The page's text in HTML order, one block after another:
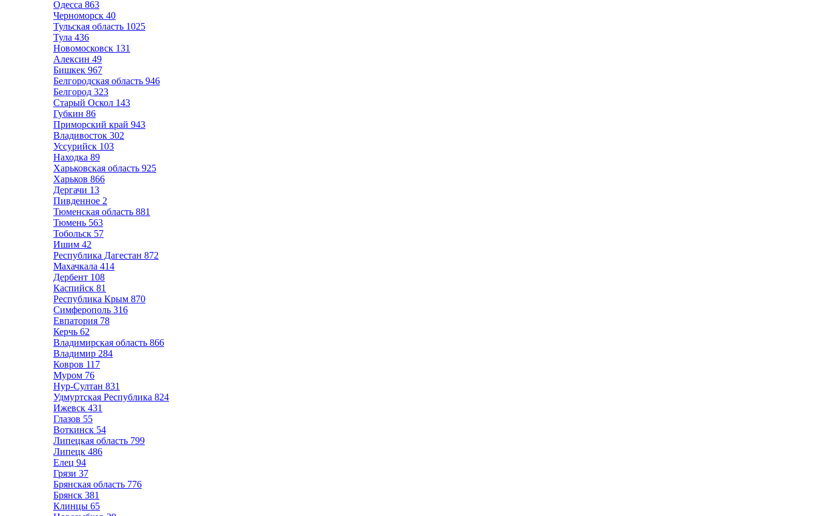
Одесса 863
Черноморск 40
Тульская область 1025
Тула 436
Новомосковск 131
Алексин 49
Бишкек 967
Белгородская область 946
Белгород 323
Старый Оскол 143
Губкин 86
Приморский край 943
Владивосток 302
Уссурийск 103
Находка 89
Харьковская область 925
Харьков 866
Дергачи 13
Пивденное 2
Тюменская область 881
Тюмень 563
Тобольск 57
Ишим 42
Республика Дагестан 872
Махачкала 414
Дербент 108
Каспийск 81
Республика Крым 870
Симферополь 316
Евпатория 78
Керчь 62
Владимирская область 866
Владимир 284
Ковров 117
Муром 76
Нур-Султан 831
Удмуртская Республика 824
Ижевск 431
Глазов 55
Воткинск 54
Липецкая область 799
Липецк 486
Елец 94
Грязи 37
Брянская область 776
Брянск 381
Клинцы 65